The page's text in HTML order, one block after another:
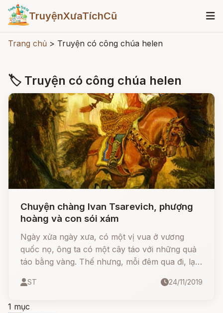
TruyệnXưaTíchCũ
Trang chủ > Truyện có công chúa helen
🏷 Truyện có công chúa helen
Chuyện chàng Ivan Tsarevich, phượng
hoàng và con sói xám
Ngày xửa ngày xưa, có một vị vua ở vương
quốc nọ, ông ta có một cây táo với những quả
táo bằng vàng. Thế nhưng, mỗi đêm qua đi, lại
ST 24/11/2019
1 mục